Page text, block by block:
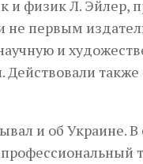
и физик Л. Эйлер,
не первым
и
также
и об Украине. В